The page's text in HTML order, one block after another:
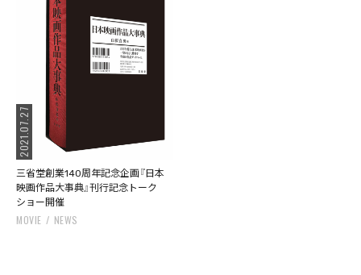
2021.07.27
三省堂創業140周年記念企画『日本
映画作品大事典』刊行記念トーク
ショー開催
MOVIE NEWS